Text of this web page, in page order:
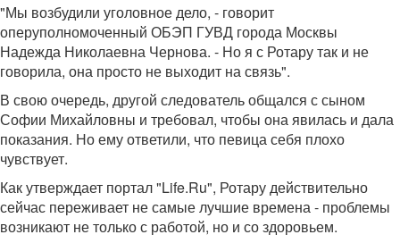
"Мы возбудили уголовное дело, - говорит
оперуполномоченный ОБЭП ГУВД города Москвы
Надежда Николаевна Чернова. - Но я с Ротару так и не
говорила, она просто не выходит на связь".
В свою очередь, другой следователь общался с сыном
Софии Михайловны и требовал, чтобы она явилась и дала
показания. Но ему ответили, что певица себя плохо
чувствует.
Как утверждает портал "Life.Ru", Ротару действительно
сейчас переживает не самые лучшие времена - проблемы
возникают не только с работой, но и со здоровьем.